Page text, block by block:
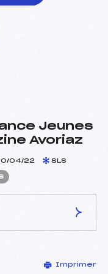
Jeunes
Avoriaz
04/22 SLS
GILLES (SA)
Imprimer